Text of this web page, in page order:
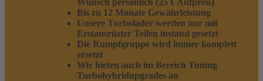
Bis zu 12 Monate Gewährleistung
Unsere Turbolader werden nur mit
Erstausrüster Teilen instand gesetzt
Die Rumpfgruppe wird immer komplett
ersetzt
Wir bieten auch im Bereich Tuning
Turbohybridupgrades an